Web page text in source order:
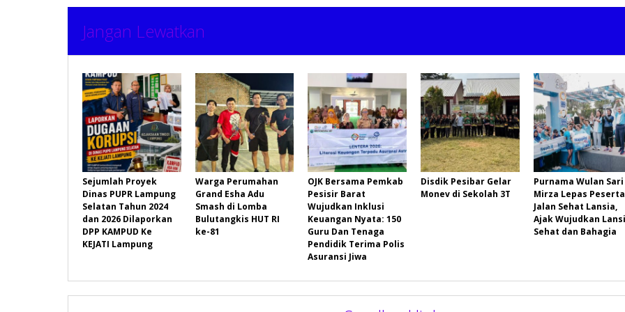
Jangan Lewatkan
Sejumlah Proyek
Dinas PUPR Lampung
Selatan Tahun 2024
dan 2026 Dilaporkan
DPP KAMPUD Ke
KEJATI Lampung
Warga Perumahan
Grand Esha Adu
Smash di Lomba
Bulutangkis HUT RI
ke-81
OJK Bersama Pemkab
Pesisir Barat
Wujudkan Inklusi
Keuangan Nyata: 150
Guru Dan Tenaga
Pendidik Terima Polis
Asuransi Jiwa
Disdik Pesibar Gelar
Monev di Sekolah 3T
Purnama Wulan Sari
Mirza Lepas Peserta
Jalan Sehat Lansia,
Ajak Wujudkan
Sehat dan Bahagia